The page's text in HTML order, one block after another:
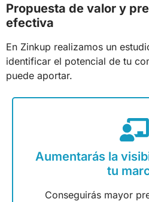
Propuesta de valor y
efectiva
En Zinkup realizamos un
identificar el potencial de tu
puede aportar.
Aumentarás la
tu
Conseguirás mayor